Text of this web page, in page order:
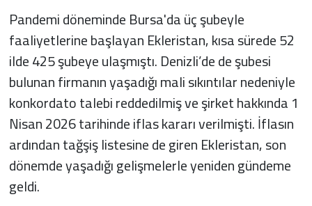
Pandemi döneminde Bursa'da üç şubeyle
faaliyetlerine başlayan Ekleristan, kısa sürede 52
ilde 425 şubeye ulaşmıştı. Denizli’de de şubesi
bulunan firmanın yaşadığı mali sıkıntılar nedeniyle
konkordato talebi reddedilmiş ve şirket hakkında 1
Nisan 2026 tarihinde iflas kararı verilmişti. İflasın
ardından tağşiş listesine de giren Ekleristan, son
dönemde yaşadığı gelişmelerle yeniden gündeme
geldi.